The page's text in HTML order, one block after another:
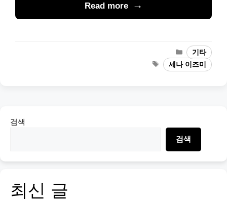
Read more
Categories
기타
Tags
세나 이즈미
검색
검색
최신 글